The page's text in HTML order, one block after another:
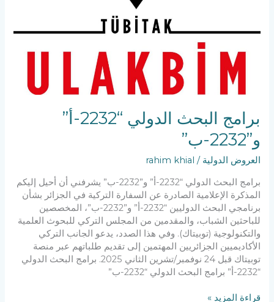
برامج البحث الدولي “2232-أ”
و”2232-ب”
العروض الدولية /
rahim khial
برامج البحث الدولي “2232-أ” و”2232-ب” يشرفني أن أحيل إليكم
المذكرة الإعلامية الصادرة عن السفارة التركية في الجزائر بشأن
برنامجي البحث الدوليين “2232-أ” و”2232-ب”، المخصصين
للباحثين الشباب، والمقدمين من المجلس التركي للبحوث العلمية
والتكنولوجية (توبيتاك). وفي هذا الصدد، يدعو الجانب التركي
الأكاديميين الجزائريين المهتمين إلى تقديم طلباتهم عبر منصة
توبيتاك قبل 24 نوفمبر/تشرين الثاني 2025. برامج البحث الدولي
“2232-أ” برامج البحث الدولي “2232-ب”
قراءة المزيد »